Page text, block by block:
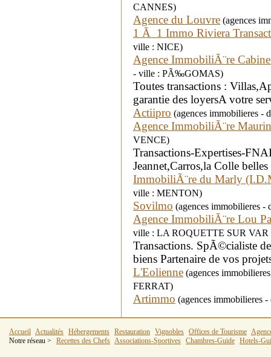
CANNES)
Agence du Louvre (agences
1 Ã 1 Immo Riviera
ville : NICE)
Agence ImmobiliÃ¨re
- ville : PÃ‰GOMAS)
Toutes transactions :
garantie des loyersA votre
Actiipro (agences immobilieres -
Agence ImmobiliÃ¨re Maurin
VENCE)
Transactions-Expertises-
Jeannet,Carros,la Colle
ImmobiliÃ¨re du Marly
ville : MENTON)
Sovilmo (agences immobilieres
Agence ImmobiliÃ¨re Lou
ville : LA ROQUETTE SUR VAR
Transactions. SpÃ©cialiste
biens Partenaire de vos
L'Eolienne (agences
FERRAT)
Artimmo (agences immobilieres
Accueil Actualités Hébergements Restauration Vignobles Offices de Tourisme
Notre réseau >
Recettes des Chefs Associations-Sportives Chambres-Guide Hotels-